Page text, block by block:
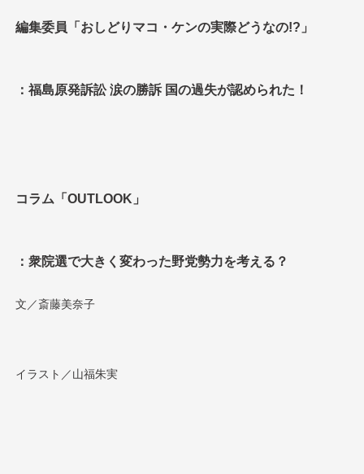
編集委員「おしどりマコ・ケンの実際どうなの!?」
：福島原発訴訟 涙の勝訴 国の過失が認められた！
コラム「OUTLOOK」
：衆院選で大きく変わった野党勢力を考える？
文／斎藤美奈子
イラスト／山福朱実